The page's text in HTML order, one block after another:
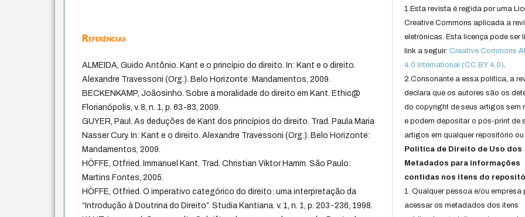
Referências
ALMEIDA, Guido Antônio. Kant e o princípio do direito. In: Kant e o direito.
Alexandre Travessoni (Org.). Belo Horizonte: Mandamentos, 2009.
BECKENKAMP, Joãosinho. Sobre a moralidade do direito em Kant. Ethic@
Florianópolis, v. 8, n. 1, p. 63-83, 2009.
GUYER, Paul. As deduções de Kant dos princípios do direito. Trad. Paula Maria
Nasser Cury. In: Kant e o direito. Alexandre Travessoni (Org.). Belo Horizonte:
Mandamentos, 2009.
HÖFFE, Otfried. Immanuel Kant. Trad. Christian Viktor Hamm. São Paulo:
Martins Fontes, 2005.
HÖFFE, Otfried. O imperativo categórico do direito: uma interpretação da
“Introdução à Doutrina do Direito”. Studia Kantiana. v. 1, n. 1, p. 203-236, 1998.
1.Esta revista é regida por uma
Creative Commons aplicada a
eletrônicas. Esta licença pode ser
link a seguir:Creative Commons
4.0 International (CC BY 4.0).
2.Consonante a essa politica, a
declara que os autores são os
do copyright de seus artigos sem
e podem depositar o pós-print de
artigos em qualquer repositório ou
Política de Direito de Uso dos
Metadados para informações
contidas nos itens do
1. Qualquer pessoa e/ou empresa
acessar os metadados dos itens